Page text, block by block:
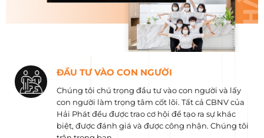
ĐẦU TƯ VÀO CON NGƯỜI
Chúng tôi chú trọng đầu tư vào con người và lấy
con người làm trọng tâm cốt lõi. Tất cả CBNV của
Hải Phát đều được trao cơ hội để tạo ra sự khác
biệt, được đánh giá và được công nhận. Chúng tôi